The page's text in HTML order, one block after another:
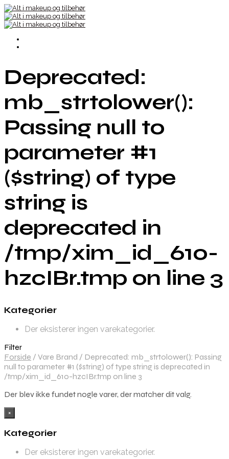
Deprecated:
mb_strtolower():
Passing null to
parameter #1
($string) of type
string is
deprecated in
/tmp/xim_id_610-
hzcIBr.tmp on line 3
Kategorier
Der eksisterer ingen varekategorier.
Filter
Forside / Vare Brand / Deprecated: mb_strtolower(): Passing
null to parameter #1 ($string) of type string is deprecated in
/tmp/xim_id_610-hzcIBr.tmp on line 3
Der blev ikke fundet nogle varer, der matcher dit valg.
×
Kategorier
Der eksisterer ingen varekategorier.